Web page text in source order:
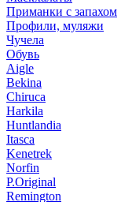
Приманки с запахом
Профили, муляжи
Чучела
Обувь
Aigle
Bekina
Chiruсa
Harkila
Huntlandia
Itasca
Kenetrek
Norfin
P.Original
Remington